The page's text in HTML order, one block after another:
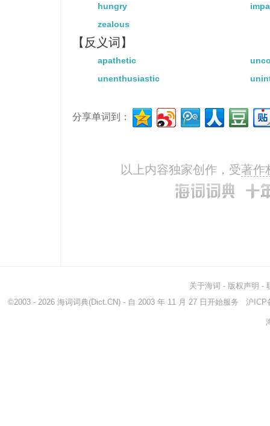
hungry
zealous
【反义词】
apathetic
unenthusiastic
分享单词到：
以上内容独家创作，受著作
关于海词 - 版权声明 -
©2003 - 2026 海词词典(Dict.CN) - 自 2003 年 11 月 27 日开始服务 沪ICP